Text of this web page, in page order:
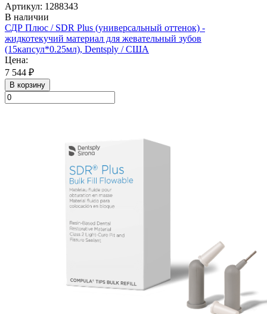
Артикул: 1288343
В наличии
СДР Плюс / SDR Plus (универсальный оттенок) -
жидкотекучий материал для жевательный зубов
(15капсул*0.25мл), Dentsply / США
Цена:
7 544 ₽
В корзину